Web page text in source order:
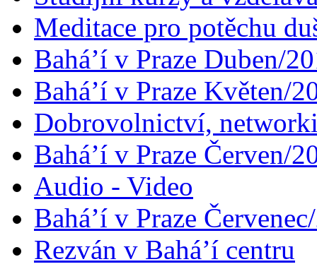
Meditace pro potěchu
Bahá’í v Praze Duben/
Bahá’í v Praze Květen/
Dobrovolnictví,
Bahá’í v Praze Červen/
Audio - Video
Bahá’í v Praze
Rezván v Bahá’í centru